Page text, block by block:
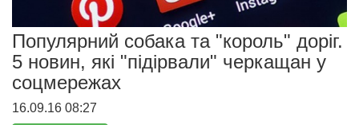
Популярний собака та "король" доріг.
5 новин, які "підірвали" черкащан у
соцмережах
16.09.16 08:27